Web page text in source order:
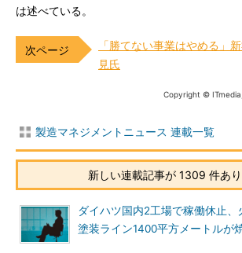
は述べている。
「勝てない事業はやめる」
見氏
Copyright ©
製造マネジメントニュース 連載一覧
新しい連載記事が 1309 件あ
ダイハツ国内2工場で稼働休止
塗装ライン1400平方メートルが